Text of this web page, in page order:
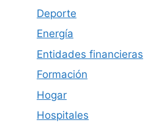
Deporte
Energía
Entidades financieras
Formación
Hogar
Hospitales